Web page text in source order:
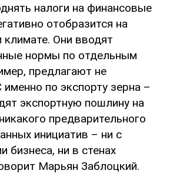
налоги на финансовые
отобразится на
климате. Они вводят
нормы по отдельным
предлагают не
по экспорту зерна –
экспортную пошлину на
предварительного
инициатив – ни с
бизнеса, ни в стенах
Марьян Заблоцкий.